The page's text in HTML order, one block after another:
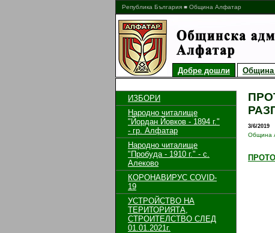
Република България ■ Община Алфатар
Добре дошли Община
ИЗБОРИ
Народно читалище
"Йордан Йовков - 1894 г."
- гр. Алфатар
Народно читалище
"Пробуда - 1910 г." - с.
Алеково
КОРОНАВИРУС COVID-
19
УСТРОЙСТВО НА
ТЕРИТОРИЯТА,
СТРОИТЕЛСТВО СЛЕД
01.01.2021г.
3/6/2019
Община